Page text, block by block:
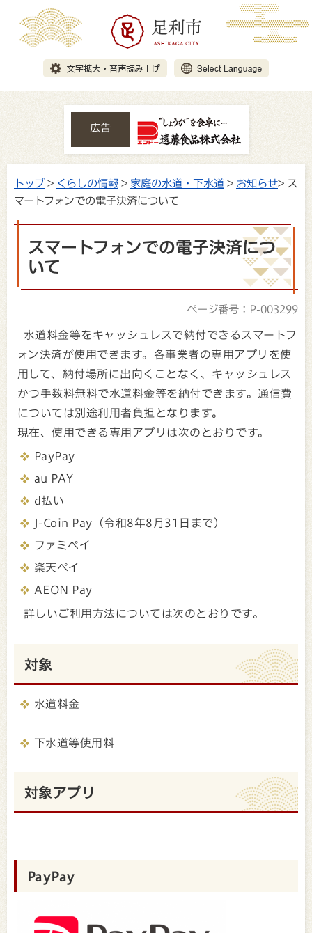
広告
トップ> くらしの情報 > 家庭の水道・下水道 > お知らせ> ス
マートフォンでの電子決済について
スマートフォンでの電子決済につ
いて
ページ番号：P-003299
水道料金等をキャッシュレスで納付できるスマートフ
ォン決済が使用できます。各事業者の専用アプリを使
用して、納付場所に出向くことなく、キャッシュレス
かつ手数料無料で水道料金等を納付できます。通信費
については別途利用者負担となります。
現在、使用できる専用アプリは次のとおりです。
PayPay
au PAY
d払い
J-Coin Pay（令和8年8月31日まで）
ファミペイ
楽天ペイ
AEON Pay
詳しいご利用方法については次のとおりです。
対象
水道料金
下水道等使用料
対象アプリ
PayPay